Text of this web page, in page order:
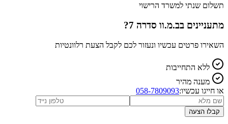
תשלום שנתי למשרד הרישוי
מתעניינים בב.מ.וו סדרה 7 ?
השאירו פרטים עכשיו ונעזור לכם לקבל הצעת רלוונטיות
ללא התחייבות
מענה מהיר
או חייגו עכשיו:058-7809093
קבלו הצעה